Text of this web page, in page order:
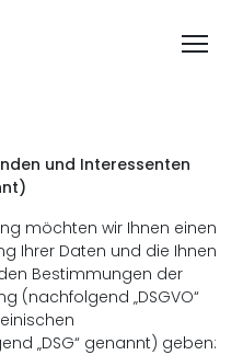
und Interessenten
möchten wir Ihnen einen
Ihrer Daten und die Ihnen
Bestimmungen der
(nachfolgend „DSGVO“
„DSG“ genannt) geben: